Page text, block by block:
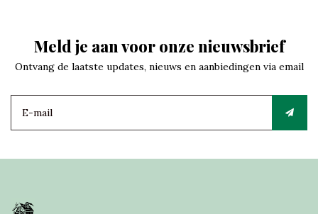
Meld je aan voor onze nieuwsbrief
Ontvang de laatste updates, nieuws en aanbiedingen via email